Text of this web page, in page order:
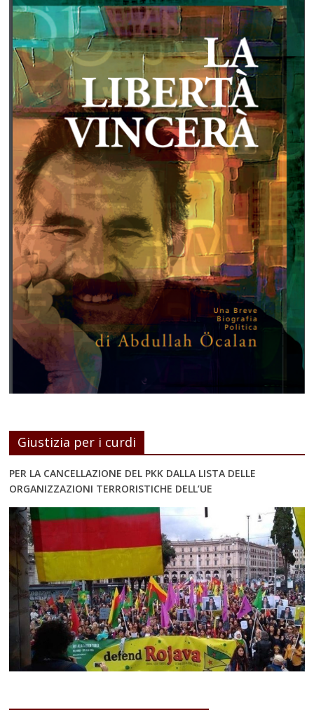
Giustizia per i curdi
PER LA CANCELLAZIONE DEL PKK DALLA LISTA DELLE
ORGANIZZAZIONI TERRORISTICHE DELL’UE